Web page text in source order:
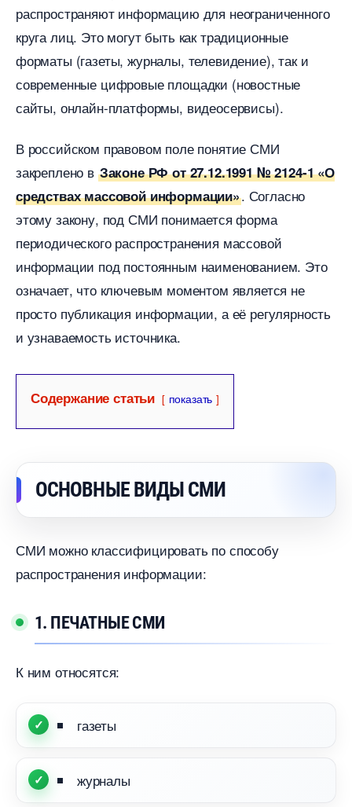
распространяют информацию для неограниченного
круга лиц. Это могут быть как традиционные
форматы (газеты, журналы, телевидение), так и
современные цифровые площадки (новостные
сайты, онлайн-платформы, видеосервисы).
российском правовом поле понятие СМИ
закреплено Законе РФ от 27.12.1991 № 2124-1 «О
средствах массовой информации». Согласно
этому закону, под СМИ понимается форма
периодического распространения массовой
информации под постоянным наименованием. Это
означает, что ключевым моментом является не
просто публикация информации, а её регулярность
и узнаваемость источника.
Содержание статьи показать
ОСНОВНЫЕ ВИДЫ СМИ
СМИ можно классифицировать по способу
распространения информации:
1. ПЕЧАТНЫЕ СМИ
К ним относятся:
азеты
журналы